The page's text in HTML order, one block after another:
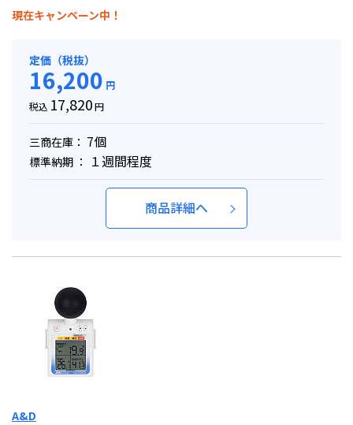
現在キャンペーン中！
定価（税抜）
16,200 円
税込 17,820円
三商在庫： 7個
標準納期 ： １週間程度
商品詳細へ
A&D